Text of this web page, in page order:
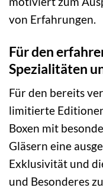
von Erfahrungen.
Für den
Spezialitäten
Für den bereits
limitierte
Boxen mit
Gläsern eine
Exklusivität und
und Besonderes